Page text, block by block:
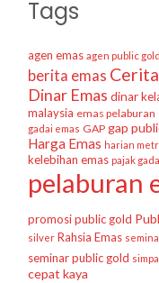
Tags
agen emas agen public gold
berita emas
Dinar Emas dinar
malaysia emas pelaburan
gadai emas GAP gap
Harga Emas harian
kelebihan emas pajak
pelaburan
promosi public gold
silver Rahsia Emas
seminar public gold
cepat kaya